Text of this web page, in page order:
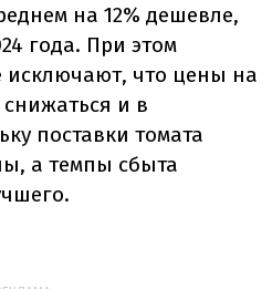
на 12% дешевле,
года. При этом
что цены на
и в
поставки томата
а темпы сбыта